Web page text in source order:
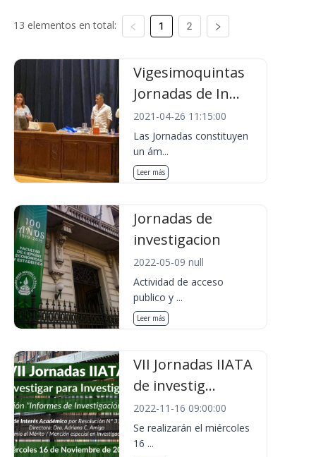
13 elementos en total: 1 2
Vigesimoquintas
Jornadas de In...
2021-04-26 11:15:00
Las Jornadas constituyen
un ám...
Leer más
Jornadas de
investigacion
2022-05-09 null
Actividad de acceso
publico y ...
Leer más
VII Jornadas IIATA
de investig...
2022-11-16 09:00:00
Se realizarán el miércoles
16 ...